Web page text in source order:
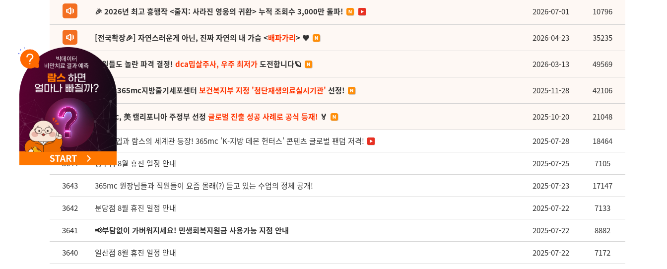
🎉 2026년 최고 흥행작 <줄지: 사라진 영웅의 귀환> 누적 조회수 3,000만 돌파! 2026-07-01 10796
[전국확장🎉] 자연스러운게 아닌, 진짜 자연의 내 가슴 <배파가리> ♥ 2026-04-23 35235
직원들도 놀란 파격 결정! dca밉살주사, 우주 최저가도전합니다🪐 2026-03-13 49569
(축) 🎉365mc지방줄기세포센터 보건복지부 지정 '첨단재생의료실시기관' 선정! 2025-11-28 42106
365mc, 美 캘리포니아 주정부 선정 글로벌 진출 성공 사례로 공식 등재! 🏅 2025-10-20 21048
3645 지방흡입과 람스의 세계관 등장! 365mc 'K-지방 데몬 헌터스' 콘텐츠 글로벌 팬덤 저격! 2025-07-28 18464
3644 청주점 8월 휴진 일정 안내 2025-07-25 7105
3643 365mc 원장님들과 직원들이 요즘 몰래(?) 듣고 있는 수업의 정체 공개! 2025-07-23 17147
3642 분당점 8월 휴진 일정 안내 2025-07-22 7133
3641 📢부담없이 가벼워지세요! 민생회복지원금 사용가능 지점 안내 2025-07-22 8882
3640 일산점 8월 휴진 일정 안내 2025-07-22 7172